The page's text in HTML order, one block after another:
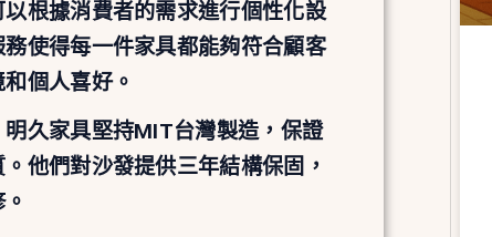
根據消費者的需求進行個性化設
務使得每一件家具都能夠符合顧客
個人喜好。
明久家具堅持MIT台灣製造，保證
他們對沙發提供三年結構保固，